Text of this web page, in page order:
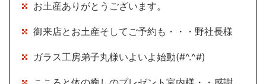
お土産ありがとうございます。
御来店とお土産そしてご予約も・・・野社長様
ガラス工房弟子丸様いよいよ始動(#^.^#)